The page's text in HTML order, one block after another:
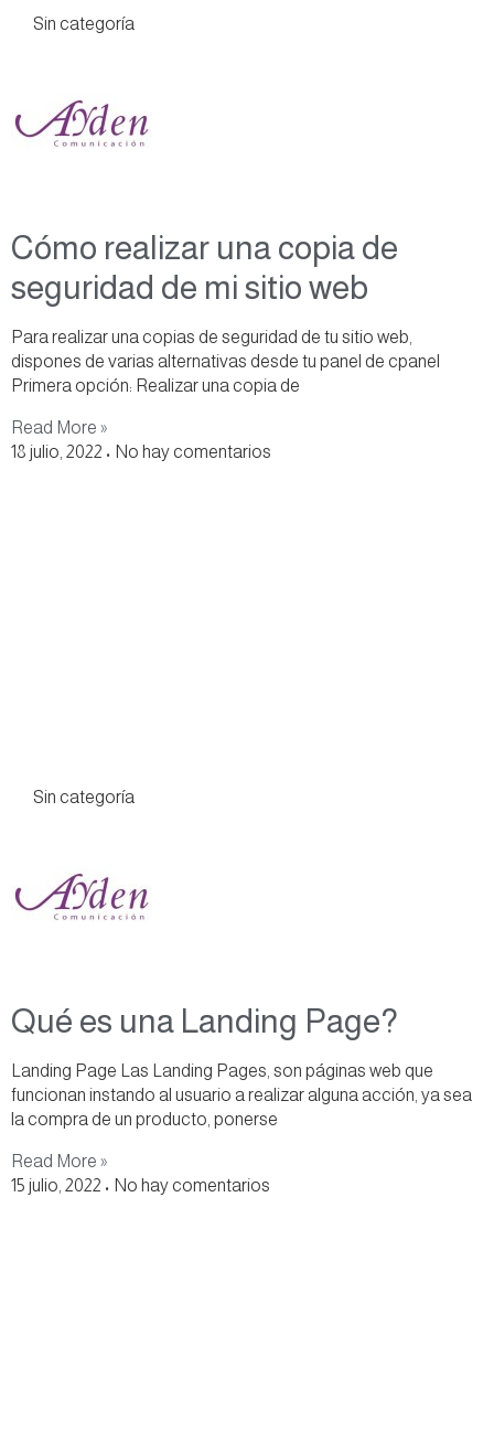
Sin categoría
Cómo realizar una copia de
seguridad de mi sitio web
Para realizar una copias de seguridad de tu sitio web,
dispones de varias alternativas desde tu panel de cpanel
Primera opción: Realizar una copia de
Read More »
18 julio, 2022
No hay comentarios
Sin categoría
Qué es una Landing Page?
Landing Page Las Landing Pages, son páginas web que
funcionan instando al usuario a realizar alguna acción, ya sea
la compra de un producto, ponerse
Read More »
15 julio, 2022
No hay comentarios